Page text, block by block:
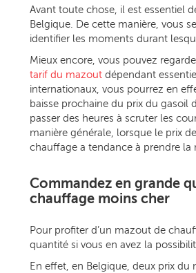
Avant toute chose, il est essentiel
Belgique. De cette manière, vous
identifier les moments durant
Mieux encore, vous pouvez
tarif du mazoutdépendant
internationaux, vous pourrez en
baisse prochaine du prix du gasoil
passer des heures à scruter les
manière générale, lorsque le prix
chauffage a tendance à prendre
Commandez en grande
chauffage moins cher
Pour profiter d’un mazout de
quantité si vous en avez la
En effet, en Belgique, deux prix du